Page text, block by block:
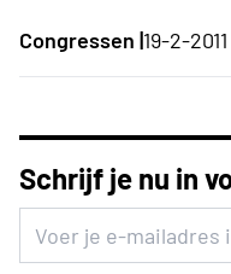
Congressen |19-2-2011
Schrijf je nu in